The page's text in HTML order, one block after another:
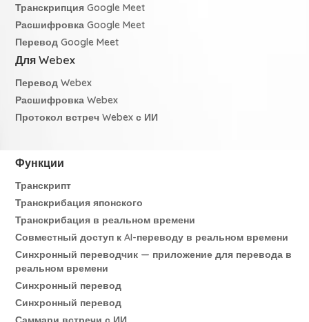
Транскрипция Google Meet
Расшифровка Google Meet
Перевод Google Meet
Для Webex
Перевод Webex
Расшифровка Webex
Протокол встреч Webex с ИИ
Функции
Транскрипт
Транскрибация японского
Транскрибация в реальном времени
Совместный доступ к AI-переводу в реальном времени
Синхронный переводчик — приложение для перевода в
реальном времени
Синхронный перевод
Синхронный перевод